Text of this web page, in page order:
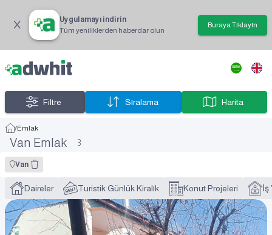
Uygulamayı indirin
Tüm yeniliklerden haberdar olun
Buraya Tıklayın
Filtre Sıralama Harita
/Emlak
Van Emlak 3
Van
Daireler Turistik Günlük Kiralık Konut Projeleri İş